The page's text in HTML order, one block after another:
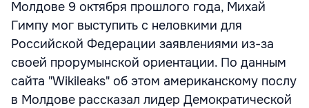
Молдове 9 октября прошлого года, Михай
Гимпу мог выступить с неловкими для
Российской Федерации заявлениями из-за
своей прорумынской ориентации. По данным
сайта "Wikileaks" об этом американскому послу
в Молдове рассказал лидер Демократической